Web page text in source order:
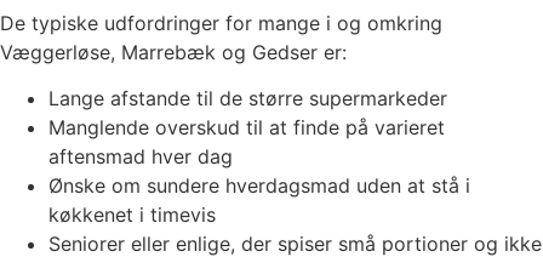
De typiske udfordringer for mange i og omkring
Væggerløse, Marrebæk og Gedser er:
Lange afstande til de større supermarkeder
Manglende overskud til at finde på varieret
aftensmad hver dag
Ønske om sundere hverdagsmad uden at stå i
køkkenet i timevis
Seniorer eller enlige, der spiser små portioner og ikke